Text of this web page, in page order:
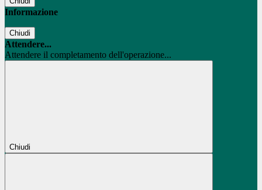
Informazione
Chiudi
Attendere...
Attendere il completamento dell'operazione...
Chiudi